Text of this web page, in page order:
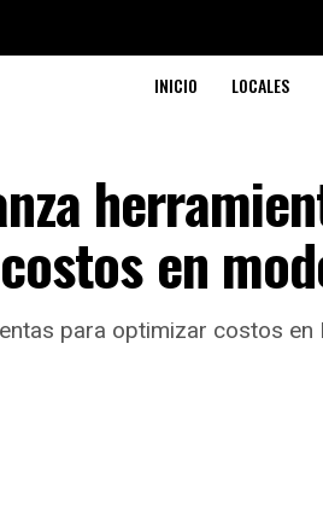
INICIO LOCALES
en
para optimizar costos en